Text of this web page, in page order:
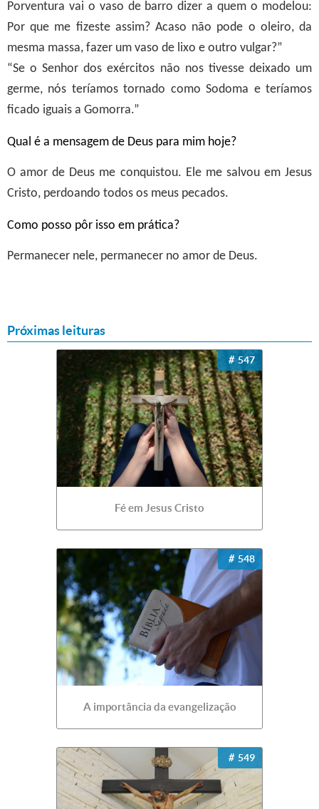
Porventura vai o vaso de barro dizer a quem o modelou:
Por que me fizeste assim? Acaso não pode o oleiro, da
mesma massa, fazer um vaso de lixo e outro vulgar?”
“Se o Senhor dos exércitos não nos tivesse deixado um
germe, nós teríamos tornado como Sodoma e teríamos
ficado iguais a Gomorra.”
Qual é a mensagem de Deus para mim hoje?
O amor de Deus me conquistou. Ele me salvou em Jesus
Cristo, perdoando todos os meus pecados.
Como posso pôr isso em prática?
Permanecer nele, permanecer no amor de Deus.
Próximas leituras
547
Fé em Jesus Cristo
548
A importância da evangelização
549